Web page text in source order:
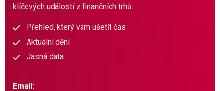
klíčových událostí z finančních trhů.
Přehled, který vám ušetří čas
Aktuální dění
Jasná data
Email: